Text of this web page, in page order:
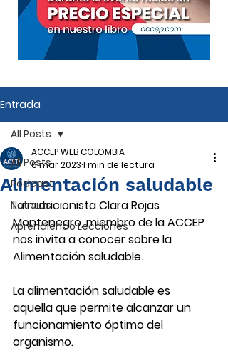
Entrada
All Posts
Podcast
Noticias
Aprendiendo Lecciones
All Posts
Alimentación saludable
ACCEP WEB COLOMBIA
6 mar 20231 min de lectura
La nutricionista Clara Rojas
Montenegro, miembro de la ACCEP
nos invita a conocer sobre la
Alimentación saludable.
La alimentación saludable es
aquella que permite alcanzar un
funcionamiento óptimo del
organismo.